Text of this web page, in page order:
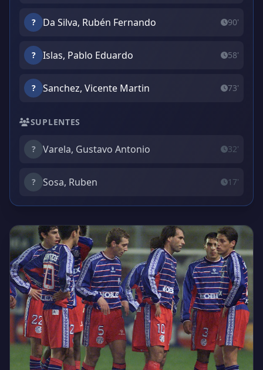
? Da Silva, Rubén Fernando 90'
? Islas, Pablo Eduardo 58'
? Sanchez, Vicente Martin 73'
SUPLENTES
? Varela, Gustavo Antonio 32'
? Sosa, Ruben 17'